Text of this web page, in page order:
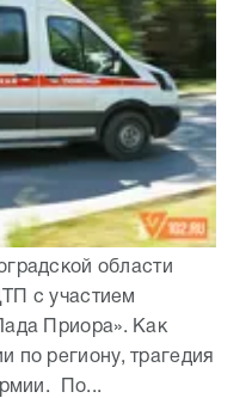
области
с участием
Приора». Как
региону, трагедия
По...